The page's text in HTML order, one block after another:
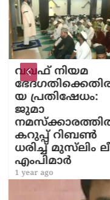
വഖഫ് നിയമ
യ പ്രതിഷേധം:
ജുമാ
കറുപ്പ് റിബൺ
ധരിച്ച് മുസ്‌ലിം
എംപിമാർ
1 year ago